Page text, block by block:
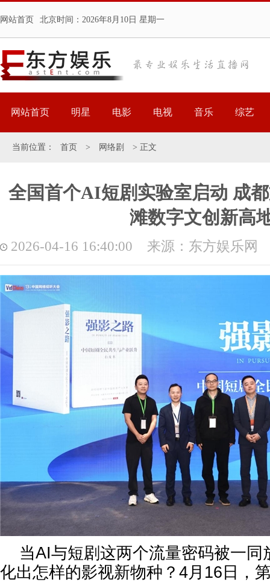
网站首页 北京时间： 2026年8月10日 星期一
网站首页 明星 电影 电视 音乐 综艺
当前位置： 首页 > 网络剧 > 正文
全国首个AI短剧实验室启动 成
滩数字文创新高
2026-04-16 16:40:00 来源：东方娱乐网
当AI与短剧这两个流量密码被一同
化出怎样的影视新物种？4月16日，